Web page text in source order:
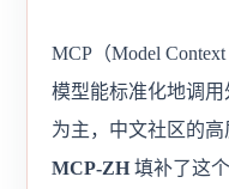
MCP（Model
模型能标准化地调
为主，中文社区的高
MCP-ZH 填补了这个